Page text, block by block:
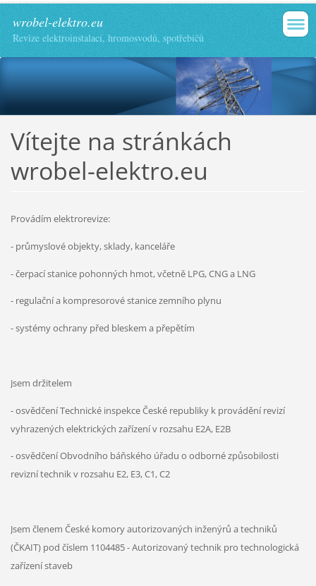
wrobel-elektro.eu
Revize elektroinstalací, hromosvodů, spotřebičů
Vítejte na stránkách
wrobel-elektro.eu
Provádím elektrorevize:
- průmyslové objekty, sklady, kanceláře
- čerpací stanice pohonných hmot, včetně LPG, CNG a LNG
- regulační a kompresorové stanice zemního plynu
- systémy ochrany před bleskem a přepětím
Jsem držitelem
- osvědčení Technické inspekce České republiky k provádění revizí
vyhrazených elektrických zařízení v rozsahu E2A, E2B
- osvědčení Obvodního báňského úřadu o odborné způsobilosti
revizní technik v rozsahu E2, E3, C1, C2
Jsem členem České komory autorizovaných inženýrů a techniků
(ČKAIT) pod číslem 1104485 - Autorizovaný technik pro technologická
zařízení staveb